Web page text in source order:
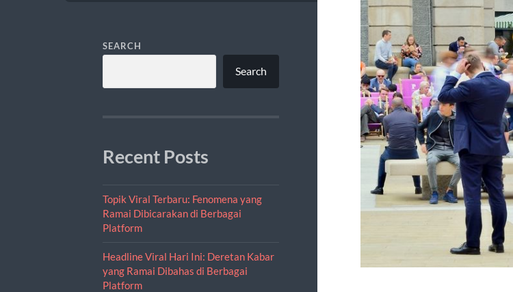
SEARCH
Search
Recent Posts
Topik Viral Terbaru: Fenomena yang
Ramai Dibicarakan di Berbagai
Platform
Headline Viral Hari Ini: Deretan Kabar
yang Ramai Dibahas di Berbagai
Platform